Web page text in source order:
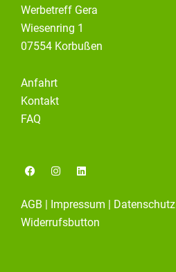
Werbetreff Gera
Wiesenring 1
07554 Korbußen
Anfahrt
Kontakt
FAQ
F
a
e
b
o
o
I
n
a
g
r
L
i
e
d
i
AGB Impressum Datenschutz
Widerrufsbutton